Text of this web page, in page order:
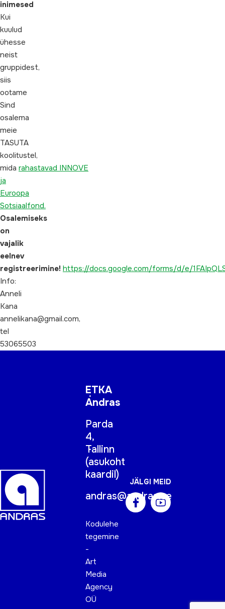
inimesed
Kui
kuulud
ühesse
neist
gruppidest,
siis
ootame
Sind
osalema
meie
TASUTA
koolitustel,
mida rahastavad INNOVE
ja
Euroopa
Sotsiaalfond.
Osalemiseks
on
vajalik
eelnev
registreerimine! https://docs.google.com/forms/d/e/
Info:
Anneli
Kana
annelikana@gmail.com,
tel
53065503
ETKA
Andras
Parda
4,
Tallinn
(asukoht
kaardil)
andras@andras.ee
Kodulehe
tegemine
-
Art
Media
Agency
OÜ
JÄLGI MEID